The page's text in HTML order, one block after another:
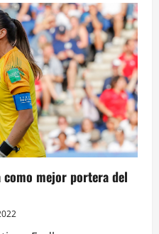
como mejor portera del